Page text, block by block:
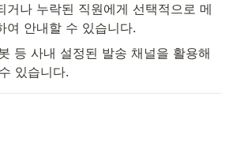
거나 누락된 직원에게 선택적으로 메
여 안내할 수 있습니다.
등 사내 설정된 발송 채널을 활용해
있습니다.